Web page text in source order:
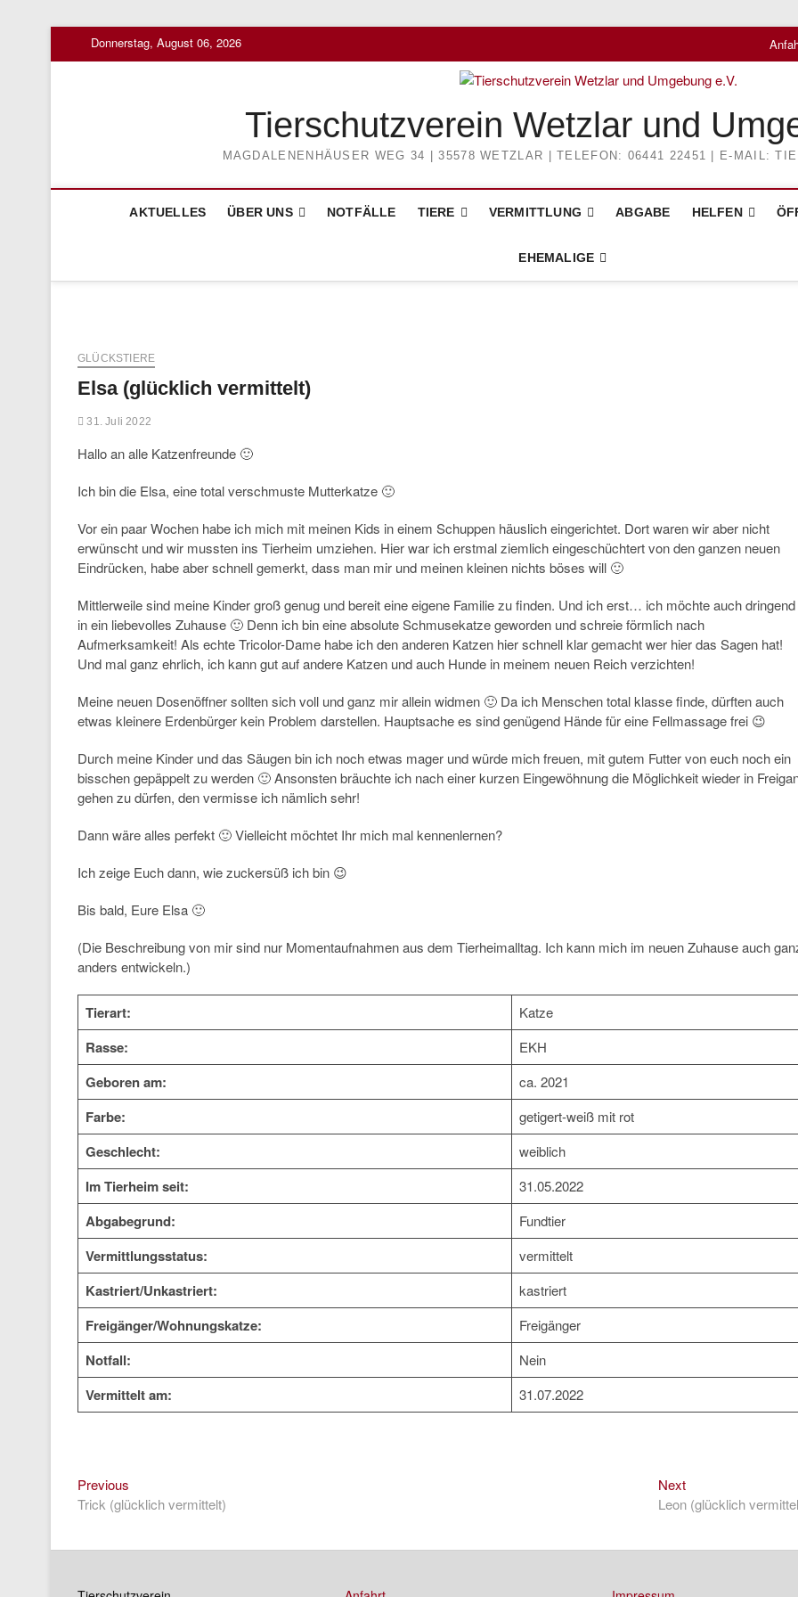
Donnerstag, August 06, 2026
Tierschutzverein Wetzlar und
MAGDALENENHÄUSER WEG 34 | 35578 WETZLAR | TELEFON: 06441 22451 | E-MAIL:
AKTUELLES ÜBER UNS NOTFÄLLE TIERE VERMITTLUNG ABGABE HELFEN
EHEMALIGE
GLÜCKSTIERE
Elsa (glücklich vermittelt)
31. Juli 2022
Hallo an alle Katzenfreunde 🙂
Ich bin die Elsa, eine total verschmuste Mutterkatze 🙂
Vor ein paar Wochen habe ich mich mit meinen Kids in einem Schuppen häuslich eingerichtet. Dort waren wir aber nicht
erwünscht und wir mussten ins Tierheim umziehen. Hier war ich erstmal ziemlich eingeschüchtert von den ganzen neuen
Eindrücken, habe aber schnell gemerkt, dass man mir und meinen kleinen nichts böses will 🙂
Mittlerweile sind meine Kinder groß genug und bereit eine eigene Familie zu finden. Und ich erst… ich möchte auch dringend
in ein liebevolles Zuhause 🙂 Denn ich bin eine absolute Schmusekatze geworden und schreie förmlich nach
Aufmerksamkeit! Als echte Tricolor-Dame habe ich den anderen Katzen hier schnell klar gemacht wer hier das Sagen hat!
Und mal ganz ehrlich, ich kann gut auf andere Katzen und auch Hunde in meinem neuen Reich verzichten!
Meine neuen Dosenöffner sollten sich voll und ganz mir allein widmen 🙂 Da ich Menschen total klasse finde, dürften auch
etwas kleinere Erdenbürger kein Problem darstellen. Hauptsache es sind genügend Hände für eine Fellmassage frei 😉
Durch meine Kinder und das Säugen bin ich noch etwas mager und würde mich freuen, mit gutem Futter von euch noch ein
bisschen gepäppelt zu werden 🙂 Ansonsten bräuchte ich nach einer kurzen Eingewöhnung die Möglichkeit wieder in
gehen zu dürfen, den vermisse ich nämlich sehr!
Dann wäre alles perfekt 🙂 Vielleicht möchtet Ihr mich mal kennenlernen?
Ich zeige Euch dann, wie zuckersüß ich bin 😉
Bis bald, Eure Elsa 🙂
(Die Beschreibung von mir sind nur Momentaufnahmen aus dem Tierheimalltag. Ich kann mich im neuen Zuhause auch
anders entwickeln.)
Tierart: Katze
Rasse: EKH
Geboren am: ca. 2021
Farbe: getigert-weiß mit rot
Geschlecht: weiblich
Im Tierheim seit: 31.05.2022
Abgabegrund: Fundtier
Vermittlungsstatus: vermittelt
Kastriert/Unkastriert: kastriert
Freigänger/Wohnungskatze: Freigänger
Notfall: Nein
Vermittelt am: 31.07.2022
Beitragsnavigation
Previous
post:
Trick (glücklich vermittelt)
NextNext
post:
Leon (glücklich